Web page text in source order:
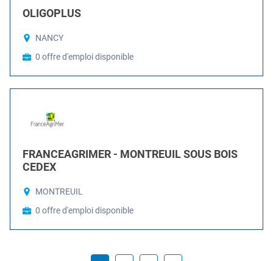
OLIGOPLUS
NANCY
0 offre d'emploi disponible
FRANCEAGRIMER - MONTREUIL SOUS BOIS
CEDEX
MONTREUIL
0 offre d'emploi disponible